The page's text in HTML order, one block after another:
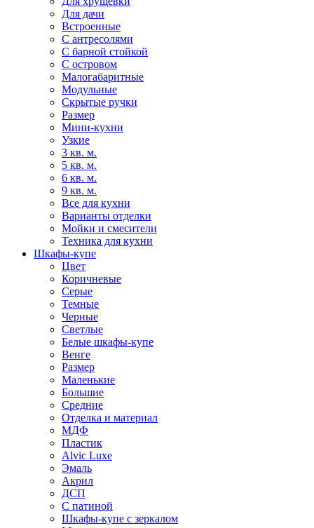
Для дачи
Встроенные
С антресолями
С барной стойкой
С островом
Малогабаритные
Модульные
Скрытые ручки
Размер
Мини-кухни
Узкие
3 кв. м.
5 кв. м.
6 кв. м.
9 кв. м.
Все для кухни
Варианты отделки
Мойки и смесители
Техника для кухни
Шкафы-купе
Цвет
Коричневые
Серые
Темные
Черные
Светлые
Белые шкафы-купе
Венге
Размер
Маленькие
Большие
Средние
Отделка и материал
МДФ
Пластик
Alvic Luxe
Эмаль
Акрил
ДСП
С патиной
Шкафы-купе с зеркалом